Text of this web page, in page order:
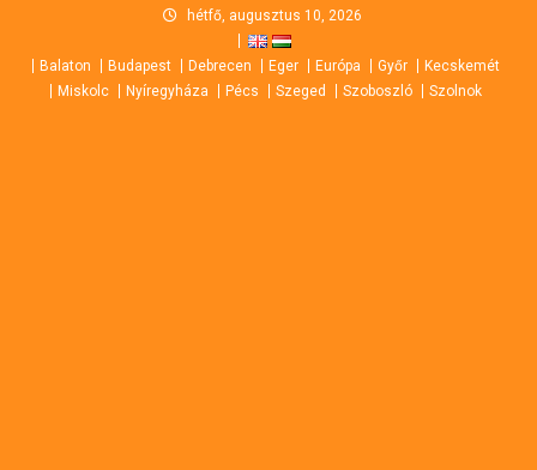
content
hétfő, augusztus 10, 2026
Balaton Budapest Debrecen Eger Európa Győr
Kecskemét
Miskolc
Nyíregyháza Pécs Szeged Szoboszló Szolnok